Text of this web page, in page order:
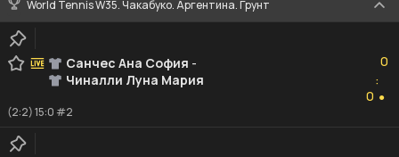
World Tennis W35. Чакабуко. Аргентина. Грунт
Санчес Ана София -
Чиналли Луна Мария
0
:
0 ●
(2:2) 15:0 #2